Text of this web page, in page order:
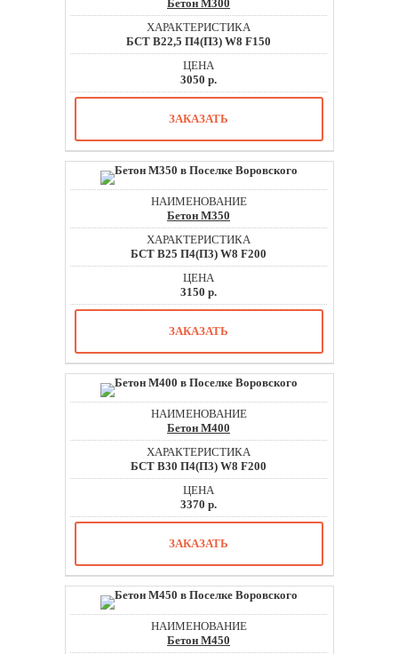
Бетон М300
БСТ В22,5 П4(П3) W8 F150
3050 р.
ЗАКАЗАТЬ
Бетон М350
БСТ В25 П4(П3) W8 F200
3150 р.
ЗАКАЗАТЬ
Бетон М400
БСТ В30 П4(П3) W8 F200
3370 р.
ЗАКАЗАТЬ
Бетон М450